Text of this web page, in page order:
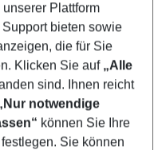
Plattform
bieten sowie
die für Sie
Klicken Sie auf „Alle
sind. Ihnen reicht
notwendige
können Sie Ihre
Sie können